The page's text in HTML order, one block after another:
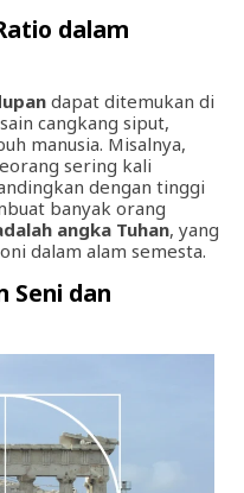
dalam
dapat ditemukan di
cangkang siput,
manusia. Misalnya,
sering kali
dengan tinggi
banyak orang
angka Tuhan, yang
dalam alam semesta.
Seni dan